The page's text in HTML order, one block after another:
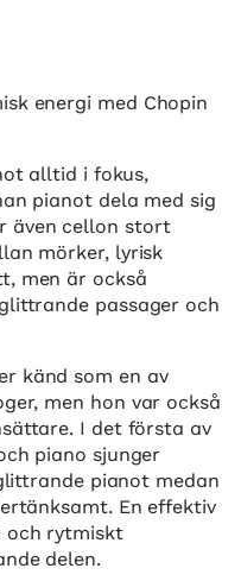
energi med Chopin
alltid i fokus,
pianot dela med sig
även cellon stort
mörker, lyrisk
men är också
passager och
känd som en av
men hon var också
I det första av
piano sjunger
pianot medan
En effektiv
och rytmiskt
delen.